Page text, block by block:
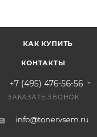
КАК КУПИТЬ
КОНТАКТЫ
+7 (495) 476-56-56
ЗАКАЗАТЬ ЗВОНОК
info@tonervsem.ru